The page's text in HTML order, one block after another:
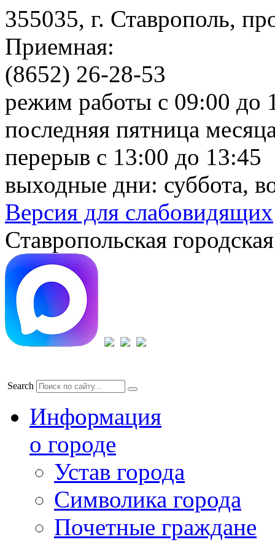
355035, г. Ставрополь,
Приемная:
(8652) 26-28-53
режим работы с 09:00 до
последняя пятница
перерыв с 13:00 до 13:45
выходные дни: суббота,
Версия для слабовидящих
Ставропольская
Search
Информация
о городе
Устав города
Символика города
Почетные граждане